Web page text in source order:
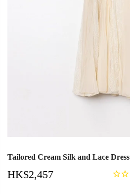
Tailored Cream Silk and Lace Dress
HK$2,457